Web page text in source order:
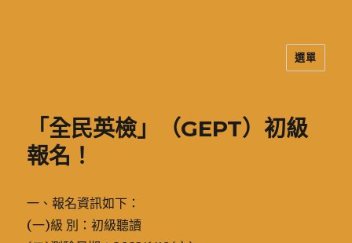
選單
「全民英檢」（GEPT）初級
報名！
一、報名資訊如下：
(一)級 別：初級聽讀